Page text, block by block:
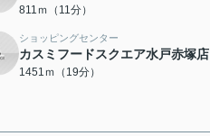
811ｍ（11分）
ショッピングセンター
カスミフードスクエア水戸赤塚店
1451ｍ（19分）